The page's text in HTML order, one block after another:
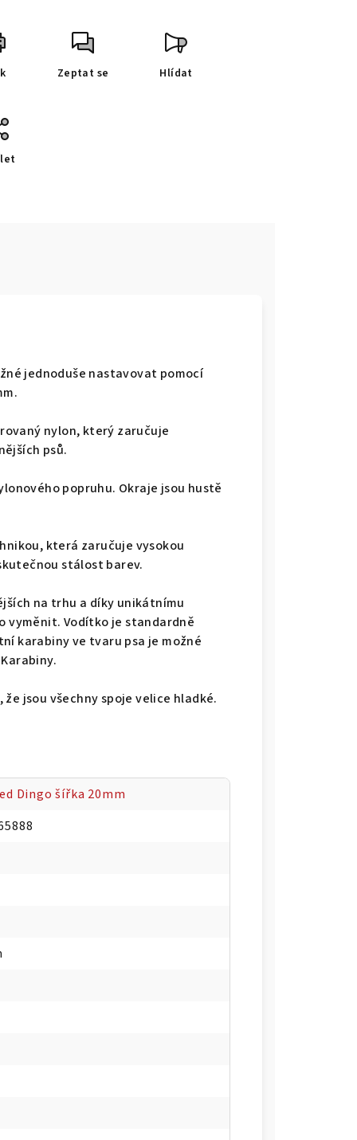
Zeptat se Hlídat
jednoduše nastavovat pomocí
nylon, který zaručuje
psů.
popruhu. Okraje jsou hustě
která zaručuje vysokou
stálost barev.
na trhu a díky unikátnímu
vyměnit. Vodítko je standardně
karabiny ve tvaru psa je možné
jsou všechny spoje velice hladké.
Dingo šířka 20mm